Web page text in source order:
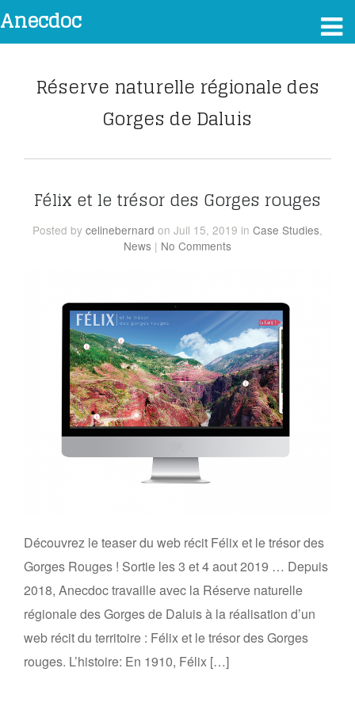
Anecdoc
Réserve naturelle régionale des
Gorges de Daluis
Félix et le trésor des Gorges rouges
Posted by celinebernard on Juil 15, 2019 in Case Studies,
News | No Comments
Découvrez le teaser du web récit Félix et le trésor des
Gorges Rouges ! Sortie les 3 et 4 aout 2019 … Depuis
2018, Anecdoc travaille avec la Réserve naturelle
régionale des Gorges de Daluis à la réalisation d’un
web récit du territoire : Félix et le trésor des Gorges
rouges. L’histoire: En 1910, Félix […]